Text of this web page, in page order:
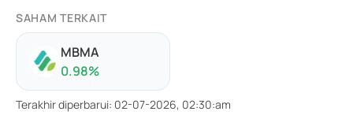
SAHAM TERKAIT
MBMA
0.98%
Terakhir diperbarui: 02-07-2026, 02:30:am